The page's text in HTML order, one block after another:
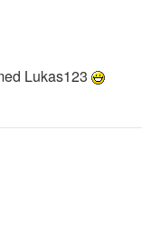
Lukas123